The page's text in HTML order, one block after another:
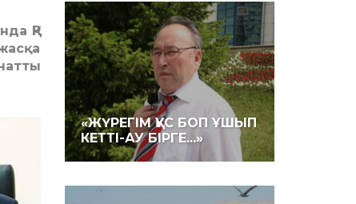
ҚР
«ЖҮРЕГІМ ҚҰС БОП ҰШЫП
КЕТТІ-АУ БІРГЕ...»